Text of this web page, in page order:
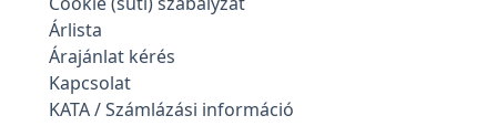
Árlista
Árajánlat kérés
Kapcsolat
KATA / Számlázási információ